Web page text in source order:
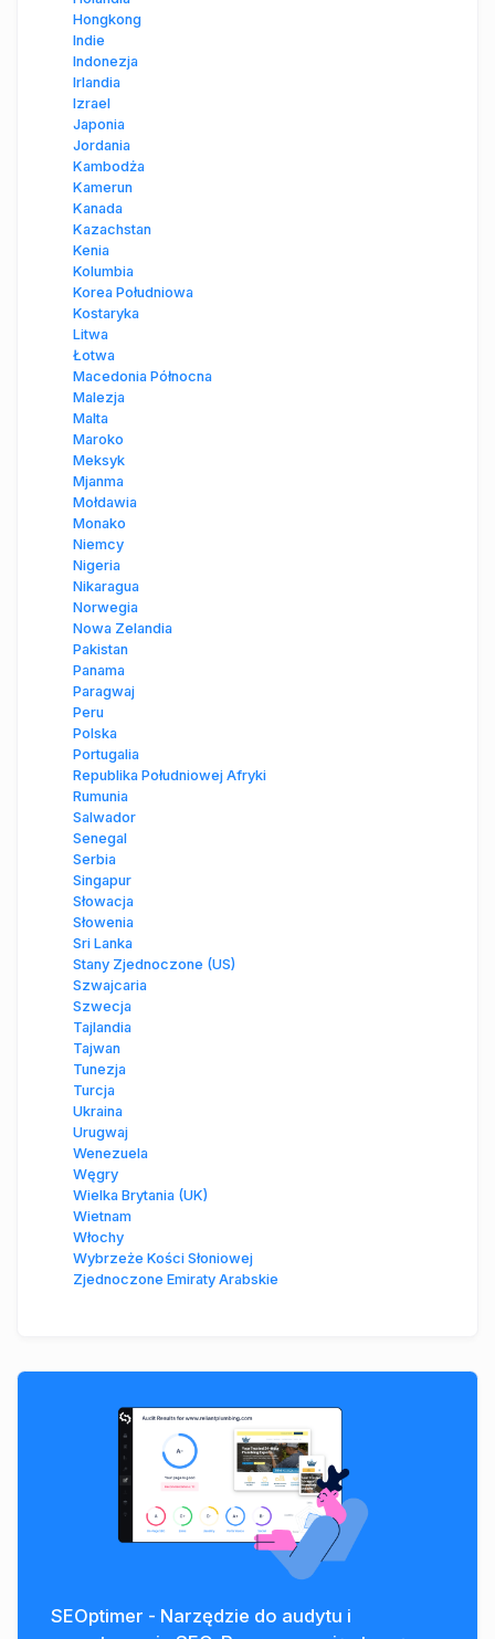
Hongkong
Indie
Indonezja
Irlandia
Izrael
Japonia
Jordania
Kambodża
Kamerun
Kanada
Kazachstan
Kenia
Kolumbia
Korea Południowa
Kostaryka
Litwa
Łotwa
Macedonia Północna
Malezja
Malta
Maroko
Meksyk
Mjanma
Mołdawia
Monako
Niemcy
Nigeria
Nikaragua
Norwegia
Nowa Zelandia
Pakistan
Panama
Paragwaj
Peru
Polska
Portugalia
Republika Południowej Afryki
Rumunia
Salwador
Senegal
Serbia
Singapur
Słowacja
Słowenia
Sri Lanka
Stany Zjednoczone (US)
Szwajcaria
Szwecja
Tajlandia
Tajwan
Tunezja
Turcja
Ukraina
Urugwaj
Wenezuela
Węgry
Wielka Brytania (UK)
Wietnam
Włochy
Wybrzeże Kości Słoniowej
Zjednoczone Emiraty Arabskie
SEOptimer - Narzędzie do audytu i